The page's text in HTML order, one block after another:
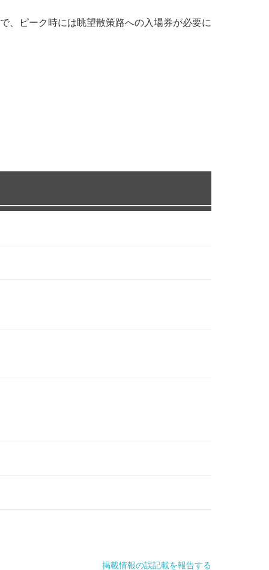
、ピーク時には眺望散策路への入場券が必要に
掲載情報の誤記載を報告する